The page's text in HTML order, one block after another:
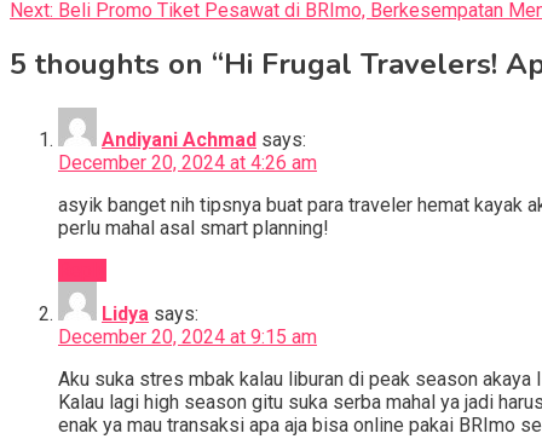
navigation
Next: Beli Promo Tiket Pesawat di BRImo, Berkesempatan
5 thoughts on “Hi Frugal Travelers!
Andiyani Achmad says:
December 20, 2024 at 4:26 am
asyik banget nih tipsnya buat para traveler hemat kayak
perlu mahal asal smart planning!
Lidya says:
December 20, 2024 at 9:15 am
Aku suka stres mbak kalau liburan di peak season akaya
Kalau lagi high season gitu suka serba mahal ya jadi
enak ya mau transaksi apa aja bisa online pakai BRImo